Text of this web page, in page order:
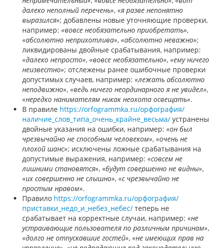
далеко неполный перечень», «я разве непонятно
выразился»; добавлены новые уточняющие проверки,
например: «вовсе необязательно приобретать»,
«абсолютно неприхотлива», «абсолютно неважно»;
ликвидированы двойные срабатывания, например:
«далеко непросто», «вовсе необязательно», «ему ничего
неизвестно»; отслежены ранее ошибочные проверки
допустимых случаев, например: «лежать абсолютно
неподвижно», «ведь ничего неординарного я не увидел»,
«нередко нанимателям никак неохота освещать».
В правиле https://orfogrammka.ru/орфография/
наличие_слов_типа_очень_крайне_весьма/ устранены
двойные указания на ошибки, например: «он был
чрезвычайно не способным человеком», «очень не
плохой шанс»; исключены ложные срабатывания на
допустимые выражения, например: «совсем не
лишними становятся», «будут совершенно не видны»,
«их совершенно не слышно», «с чрезвычайно не
простым нравом».
Правило https://orfogrammka.ru/орфография/
приставки_недо_и_небез_небес/ теперь не
срабатывает на корректные случаи, например: «не
устраивающие пользователя по различным причинам»,
«долго не отпускавшие гостей», «не имеющих прав на